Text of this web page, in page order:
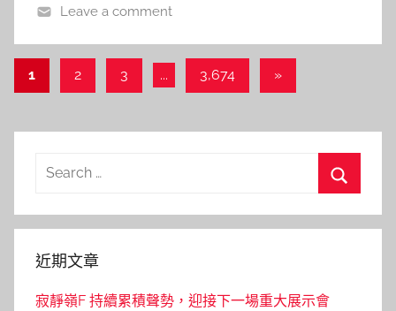
Leave a comment
文
導
1 2 3 ... 3,674
Next
»
Search
近期文章
寂靜嶺F 持續累積聲勢，迎接下一場重大展示會